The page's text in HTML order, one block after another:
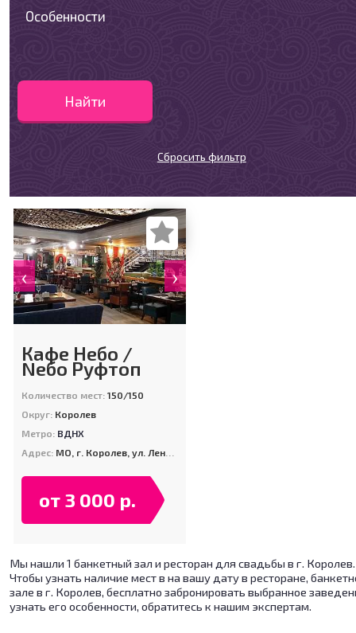
Особенности
Найти
Сбросить фильтр
‹ ›
Кафе Небо /
Nебо Руфтоп
Количество мест:150/150
Округ: Королев
Метро: ВДНХ
Адрес: МО, г. Королев, ул. Ленина, д. 25
от 3 000 р.
Мы нашли 1 банкетный зал и ресторан для свадьбы в г. Королев.
Чтобы узнать наличие мест в на вашу дату в ресторане,
зале в г. Королев, бесплатно забронировать выбранное
узнать его особенности, обратитесь к нашим экспертам.